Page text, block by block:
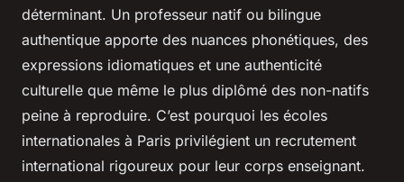
déterminant. Un professeur natif ou bilingue
authentique apporte des nuances phonétiques, des
expressions idiomatiques et une authenticité
culturelle que même le plus diplômé des non-natifs
peine à reproduire. C’est pourquoi les écoles
internationales à Paris privilégient un recrutement
international rigoureux pour leur corps enseignant.